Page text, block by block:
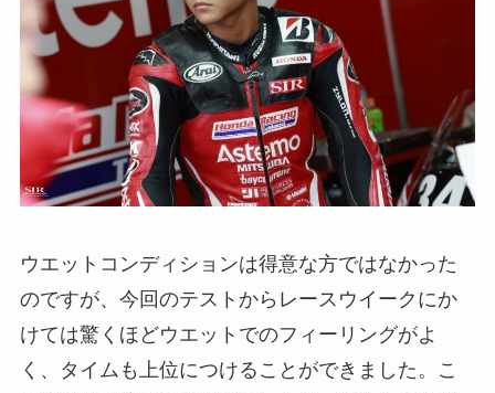
ウエットコンディションは得意な方ではなかった
のですが、今回のテストからレースウイークにか
けては驚くほどウエットでのフィーリングがよ
く、タイムも上位につけることができました。こ